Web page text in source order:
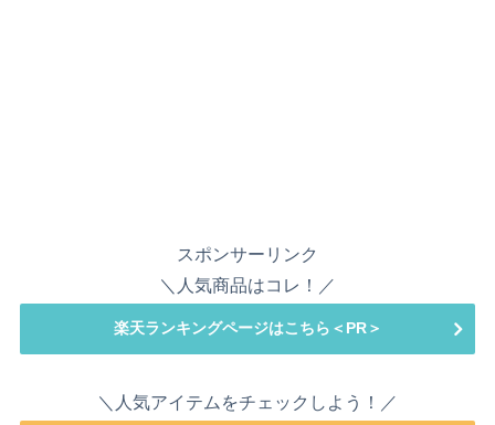
スポンサーリンク
＼人気商品はコレ！／
楽天ランキングページはこちら＜PR＞
＼人気アイテムをチェックしよう！／